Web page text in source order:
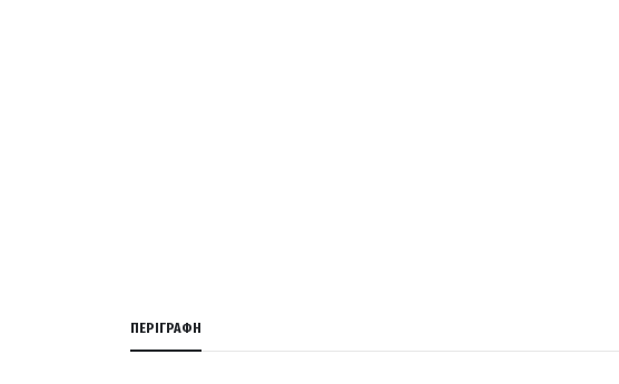
ΠΕΡΙΓΡΑΦΉ